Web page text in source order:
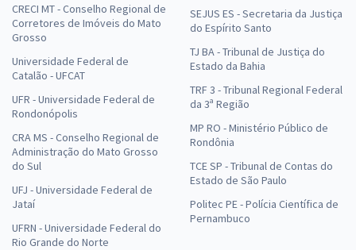
CRECI MT - Conselho Regional de
Corretores de Imóveis do Mato
Grosso
Universidade Federal de
Catalão - UFCAT
UFR - Universidade Federal de
Rondonópolis
CRA MS - Conselho Regional de
Administração do Mato Grosso
do Sul
UFJ - Universidade Federal de
Jataí
UFRN - Universidade Federal do
Rio Grande do Norte
SEJUS ES - Secretaria da Justiça
do Espírito Santo
TJ BA - Tribunal de Justiça do
Estado da Bahia
TRF 3 - Tribunal Regional Federal
da 3ª Região
MP RO - Ministério Público de
Rondônia
TCE SP - Tribunal de Contas do
Estado de São Paulo
Politec PE - Polícia Científica de
Pernambuco